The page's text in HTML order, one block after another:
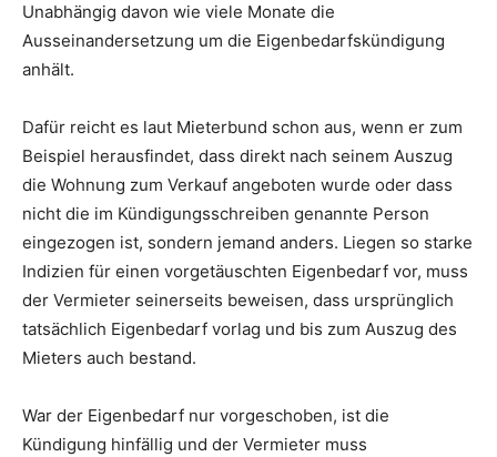
Unabhängig davon wie viele Monate die
Ausseinandersetzung um die Eigenbedarfskündigung
anhält.
Dafür reicht es laut Mieterbund schon aus, wenn er zum
Beispiel herausfindet, dass direkt nach seinem Auszug
die Wohnung zum Verkauf angeboten wurde oder dass
nicht die im Kündigungsschreiben genannte Person
eingezogen ist, sondern jemand anders. Liegen so starke
Indizien für einen vorgetäuschten Eigenbedarf vor, muss
der Vermieter seinerseits beweisen, dass ursprünglich
tatsächlich Eigenbedarf vorlag und bis zum Auszug des
Mieters auch bestand.
War der Eigenbedarf nur vorgeschoben, ist die
Kündigung hinfällig und der Vermieter muss